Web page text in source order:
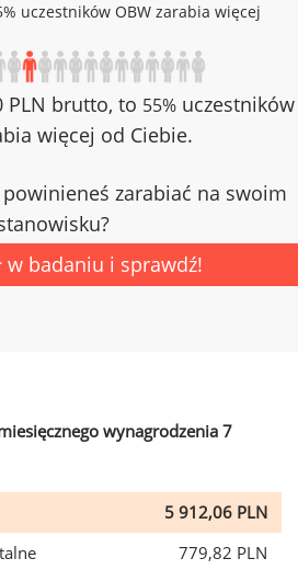
uczestników OBW zarabia więcej
PLN brutto, to 55% uczestników
więcej od Ciebie.
zarabiać na swoim
w badaniu i sprawdź!
wynagrodzenia 7
5 912,06 PLN
779,82 PLN